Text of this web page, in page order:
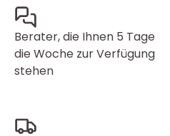
Berater, die Ihnen 5 Tage
die Woche zur Verfügung
stehen